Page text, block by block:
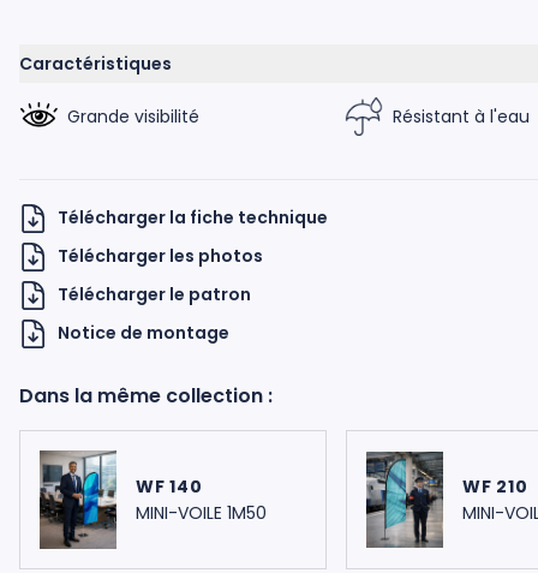
UKNOW
Caractéristiques
Grande visibilité Résistant à l'eau
Télécharger la fiche technique
Télécharger les photos
Télécharger le patron
Notice de montage
Dans la même collection :
WF 140
MINI-VOILE 1M50
WF 210
MINI-